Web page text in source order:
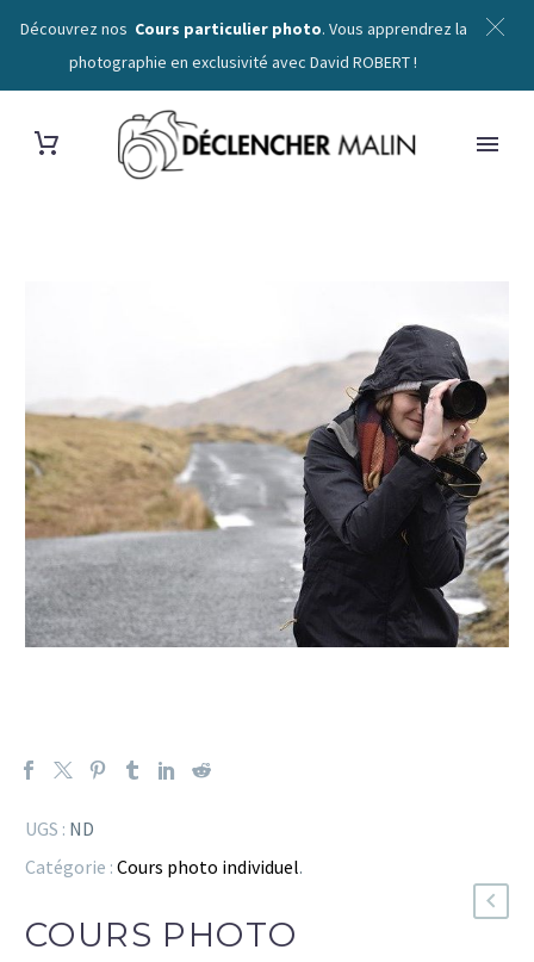
Découvrez nos Cours particulier photo. Vous apprendrez la
photographie en exclusivité avec David ROBERT !
UGS : ND
Catégorie : Cours photo individuel.
COURS PHOTO